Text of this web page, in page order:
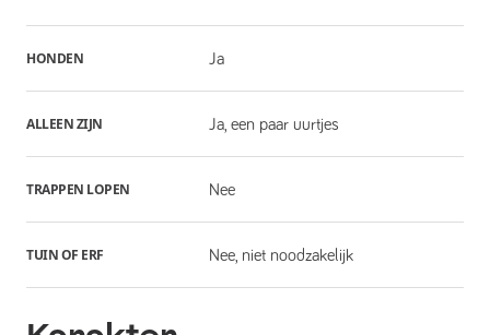
HONDEN Ja
ALLEEN ZIJN Ja, een paar uurtjes
TRAPPEN LOPEN Nee
TUIN OF ERF Nee, niet noodzakelijk